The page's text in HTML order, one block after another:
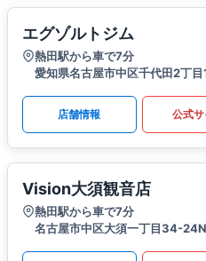
エグゾルトジム
熱田駅から車で7分
愛知県名古屋市中区千代田2丁
店舗情報 公式サ
Vision大須観音店
熱田駅から車で7分
名古屋市中区大須一丁目34-